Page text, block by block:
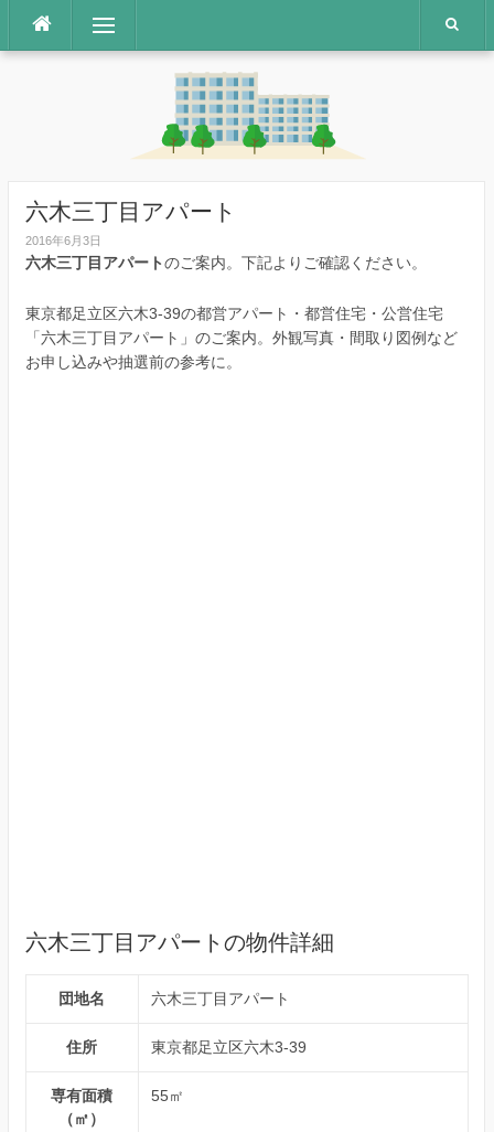
テ
メニュー
六木三丁目アパート
2016年6月3日
六木三丁目アパートのご案内。下記よりご確認ください。
東京都足立区六木3-39の都営アパート・都営住宅・公営住宅
「六木三丁目アパート」のご案内。外観写真・間取り図例など
お申し込みや抽選前の参考に。
六木三丁目アパートの物件詳細
団地名 六木三丁目アパート
住所 東京都足立区六木3-39
専有面積
（㎡）
55㎡